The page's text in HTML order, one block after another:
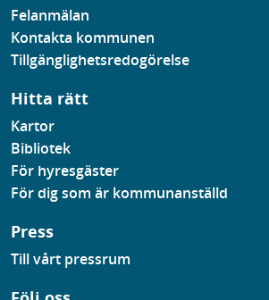
Felanmälan
Kontakta kommunen
Tillgänglighetsredogörelse
Hitta rätt
Kartor
Bibliotek
För hyresgäster
För dig som är kommunanställd
Press
Till vårt pressrum